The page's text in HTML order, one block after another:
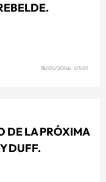
18/05/2006 03:01
DE LA PRÓXIMA
DUFF.